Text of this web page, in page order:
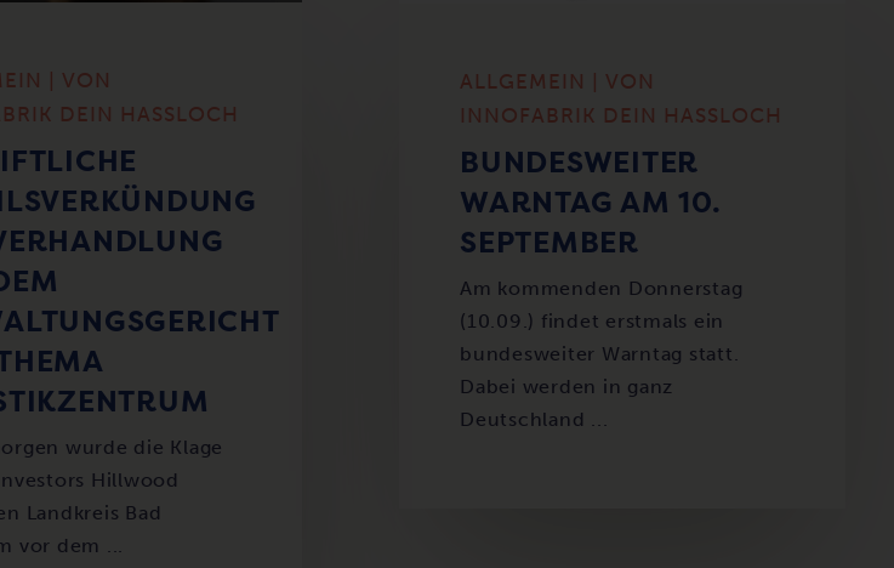
| VON
DEIN HASSLOCH
wurde die Klage
Hillwood
Landkreis Bad
vor dem ...
ALLGEMEIN | VON
INNOFABRIK DEIN HASSLOCH
BUNDESWEITER
WARNTAG AM 10.
SEPTEMBER
Am kommenden Donnerstag
(10.09.) findet erstmals ein
bundesweiter Warntag statt.
Dabei werden in ganz
Deutschland ...